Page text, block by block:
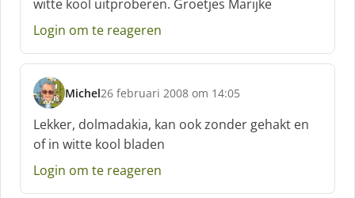
r
e
f
witte kool uitproberen. Groetjes Marijke
Login om te reageren
Michel
s
c
h
r
e
26 februari 2008 om 14:05
Lekker, dolmadakia, kan ook zonder gehakt en
of in witte kool bladen
Login om te reageren